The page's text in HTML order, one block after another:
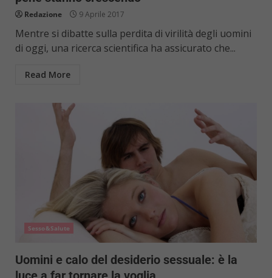
Redazione 9 Aprile 2017
Mentre si dibatte sulla perdita di virilità degli uomini
di oggi, una ricerca scientifica ha assicurato che...
Read More
Sesso&Salute
Uomini e calo del desiderio sessuale: è la